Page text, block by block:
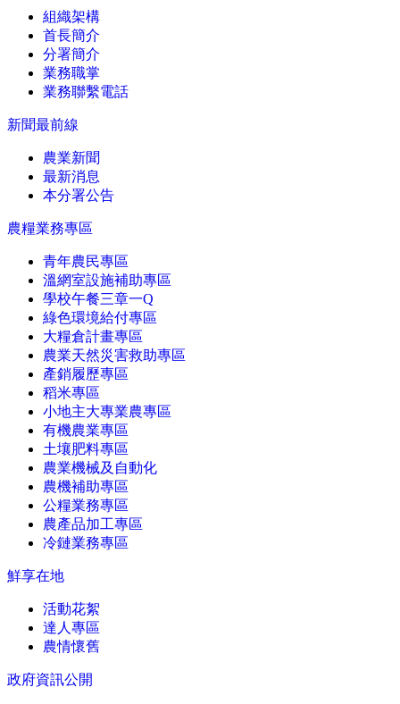
組織架構
首長簡介
分署簡介
業務職掌
業務聯繫電話
新聞最前線
農業新聞
最新消息
本分署公告
農糧業務專區
青年農民專區
溫網室設施補助專區
學校午餐三章一Q
綠色環境給付專區
大糧倉計畫專區
農業天然災害救助專區
產銷履歷專區
稻米專區
小地主大專業農專區
有機農業專區
土壤肥料專區
農業機械及自動化
農機補助專區
公糧業務專區
農產品加工專區
冷鏈業務專區
鮮享在地
活動花絮
達人專區
農情懷舊
政府資訊公開